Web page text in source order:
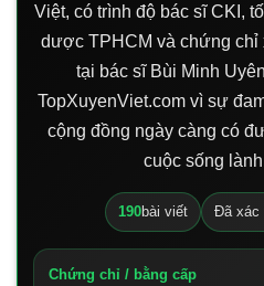
Việt, có trình độ bác sĩ CKI,
dược TPHCM và chứng chỉ
tại bác sĩ Bùi Minh
TopXuyenViet.com vì sự
cộng đồng ngày càng có
cuộc sống
190bài viết Đã xác
Chứng chỉ / bằng cấp